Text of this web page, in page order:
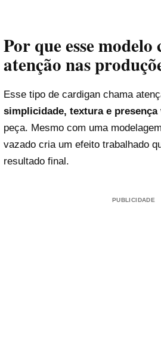
Por que esse modelo
atenção nas
Esse tipo de cardigan chama
simplicidade, textura e presença
peça. Mesmo com uma
vazado cria um efeito trabalhado
resultado final.
PUBLICIDADE